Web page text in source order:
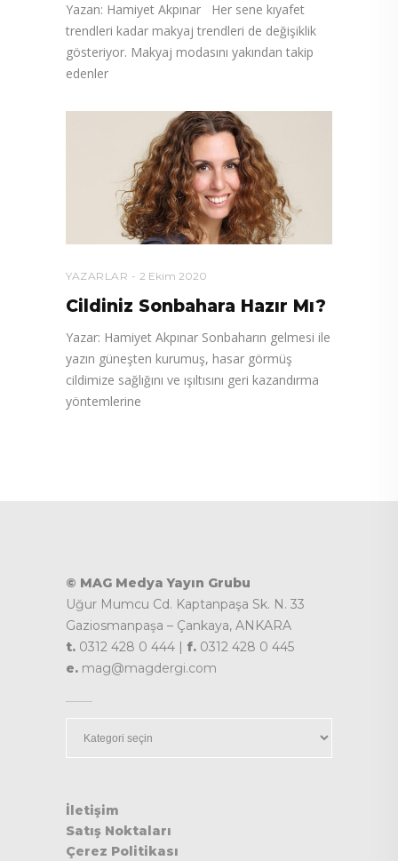
Yazan: Hamiyet Akpınar Her sene kıyafet
trendleri kadar makyaj trendleri de değişiklik
gösteriyor. Makyaj modasını yakından takip
edenler
YAZARLAR 2 Ekim 2020
Cildiniz Sonbahara Hazır Mı?
Yazar: Hamiyet Akpınar Sonbaharın gelmesi ile
yazın güneşten kurumuş, hasar görmüş
cildimize sağlığını ve ışıltısını geri kazandırma
yöntemlerine
© MAG Medya Yayın Grubu
Uğur Mumcu Cd. Kaptanpaşa Sk. N. 33
Gaziosmanpaşa – Çankaya, ANKARA
t. 0312 428 0 444 | f. 0312 428 0 445
e. mag@magdergi.com
İletişim
Satış Noktaları
Çerez Politikası